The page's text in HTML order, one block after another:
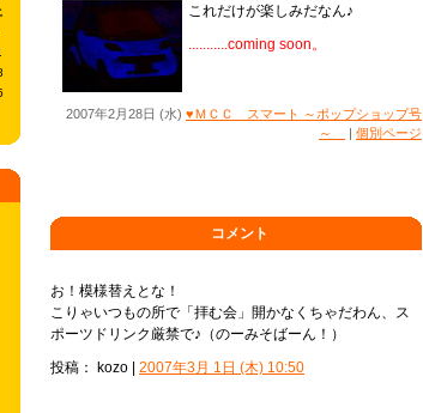
これだけが楽しみだなん♪
...........coming soon。
2007年2月28日 (水) ♥ＭＣＣ スマート ～ポップショップ号
～
| 個別ページ
コメント
お！模様替えとな！
こりゃいつもの所で「拝む会」開かなくちゃだわん、ス
ポーツドリンク厳禁で♪（のーみそばーん！）
投稿： kozo | 2007年3月 1日 (木) 10:50